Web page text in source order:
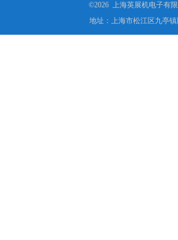
©2026 上海英展机电子有
地址：上海市松江区九亭镇